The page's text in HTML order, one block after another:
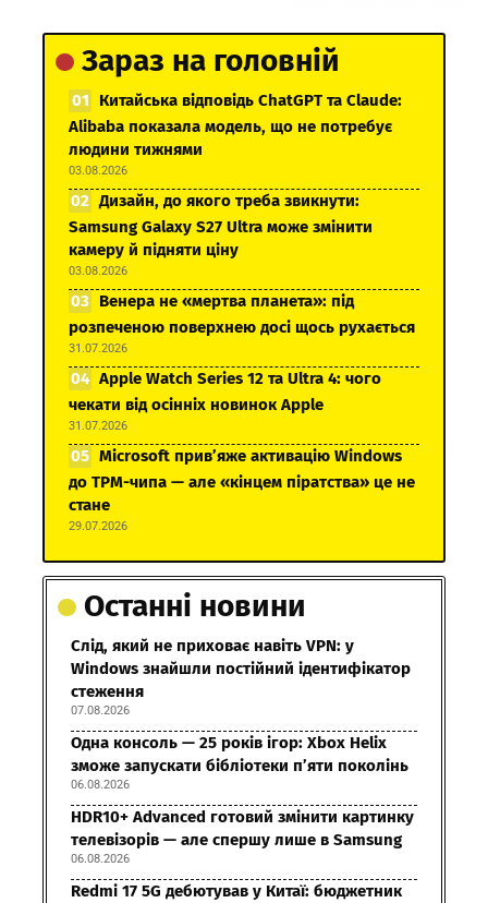
Зараз на головній
Китайська відповідь ChatGPT та Claude:
Alibaba показала модель, що не потребує
людини тижнями
03.08.2026
Дизайн, до якого треба звикнути:
Samsung Galaxy S27 Ultra може змінити
камеру й підняти ціну
03.08.2026
Венера не «мертва планета»: під
розпеченою поверхнею досі щось рухається
31.07.2026
Apple Watch Series 12 та Ultra 4: чого
чекати від осінніх новинок Apple
31.07.2026
Microsoft прив’яже активацію Windows
до TPM-чипа — але «кінцем піратства» це не
стане
29.07.2026
Останні новини
Слід, який не приховає навіть VPN: у
Windows знайшли постійний ідентифікатор
стеження
07.08.2026
Одна консоль — 25 років ігор: Xbox Helix
зможе запускати бібліотеки п’яти поколінь
06.08.2026
HDR10+ Advanced готовий змінити картинку
телевізорів — але спершу лише в Samsung
06.08.2026
Redmi 17 5G дебютував у Китаї: бюджетник